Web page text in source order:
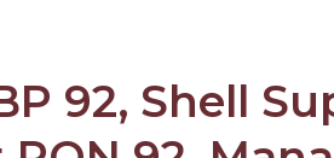
92, Shell